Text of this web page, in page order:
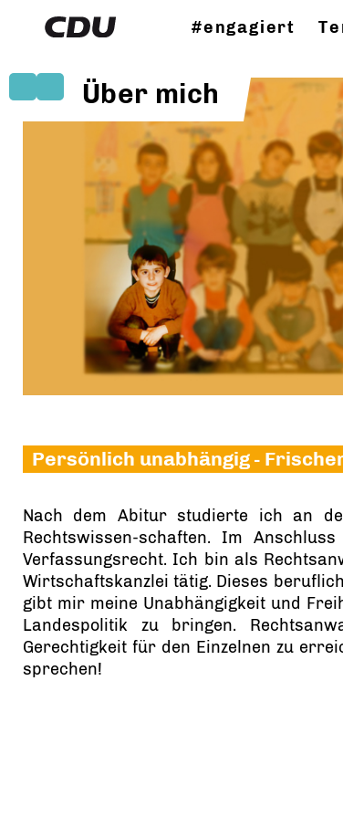
#engagiert
Über mich
Persönlich unabhängig -
Nach dem Abitur studierte ich an
Rechtswissen-schaften. Im
Verfassungsrecht. Ich bin als
Wirtschaftskanzlei tätig. Dieses
gibt mir meine Unabhängigkeit und
Landespolitik zu bringen.
Gerechtigkeit für den Einzelnen zu
sprechen!